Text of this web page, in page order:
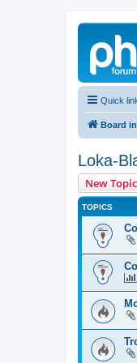
Quick
Board
Loka-
New Topic
TOPICS